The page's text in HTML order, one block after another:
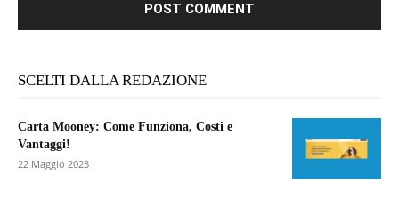
SCELTI DALLA REDAZIONE
Carta Mooney: Come Funziona, Costi e
Vantaggi!
22 Maggio 2023